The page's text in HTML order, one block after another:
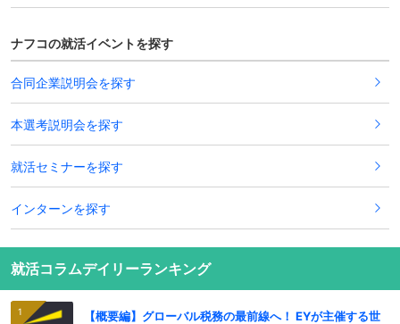
ナフコの就活イベントを探す
合同企業説明会を探す
本選考説明会を探す
就活セミナーを探す
インターンを探す
就活コラムデイリーランキング
【概要編】グローバル税務の最前線へ！ EYが主催する世